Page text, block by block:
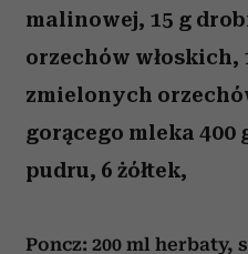
malinowej, 15 g
orzechów włoskich,
zmielonych
gorącego mleka 400
pudru, 6 żółtek,
Poncz: 200 ml herbaty,